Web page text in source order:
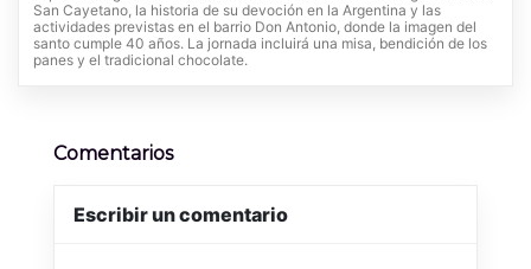
San Cayetano, la historia de su devoción en la Argentina y las
actividades previstas en el barrio Don Antonio, donde la imagen del
santo cumple 40 años. La jornada incluirá una misa, bendición de los
panes y el tradicional chocolate.
Comentarios
Escribir un comentario